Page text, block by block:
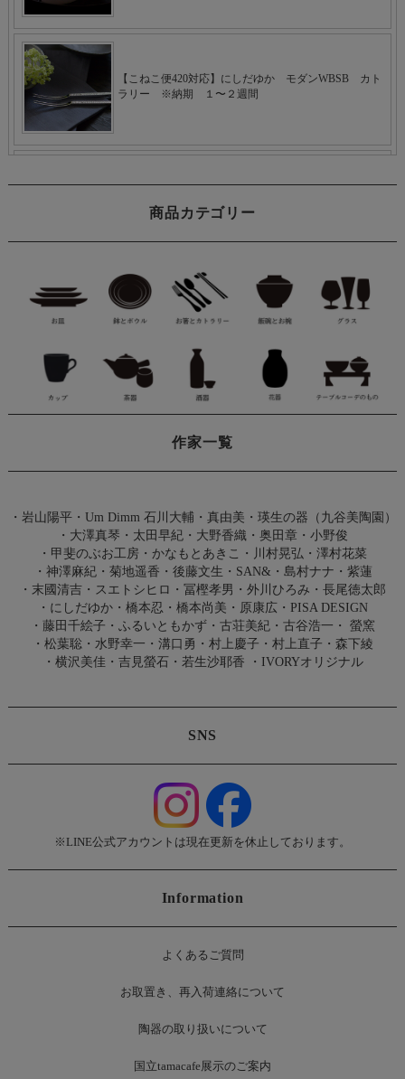
商品カテゴリー
作家一覧
・ 岩山陽平・ Um Dimm 石川大輔・真由美 ・ 瑛生の器（九谷美陶園）
・ 大澤真琴 ・ 太田早紀 ・ 大野香織 ・ 奥田章 ・ 小野俊
・ 甲斐のぶお工房 ・ かなもとあきこ ・ 川村晃弘 ・ 澤村花菜
・ 神澤麻紀・ 菊地遥香 ・ 後藤文生 ・ SAN& ・ 島村ナナ ・ 紫蓮
・ 末國清吉 ・ スエトシヒロ ・ 冨樫孝男 ・ 外川ひろみ ・ 長尾徳太郎
・ にしだゆか ・ 橋本忍 ・ 橋本尚美 ・ 原康広 ・ PISA DESIGN
・ 藤田千絵子 ・ ふるいともかず ・ 古荘美紀 ・ 古谷浩一 ・
螢窯
・ 松葉聡 ・ 水野幸一 ・ 溝口勇 ・ 村上慶子 ・ 村上直子 ・ 森下綾
・ 横沢美佳 ・ 吉見螢石・ 若生沙耶香 ・ IVORYオリジナル
SNS
※LINE公式アカウントは現在更新を休止しております。
Information
よくあるご質問
お取置き、再入荷連絡について
陶器の取り扱いについて
国立tamacafe展示のご案内